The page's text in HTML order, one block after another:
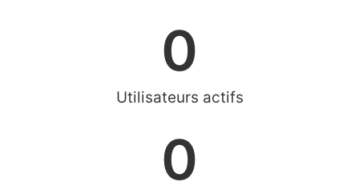
Utilisateurs actifs
0
0